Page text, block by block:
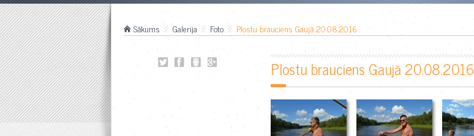
Sākums Galerija Foto Plostu brauciens Gaujā 20.08.2016
Plostu brauciens Gaujā 20.08.2016